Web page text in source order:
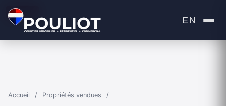
EN
Accueil / Propriétés vendues /
VENDU